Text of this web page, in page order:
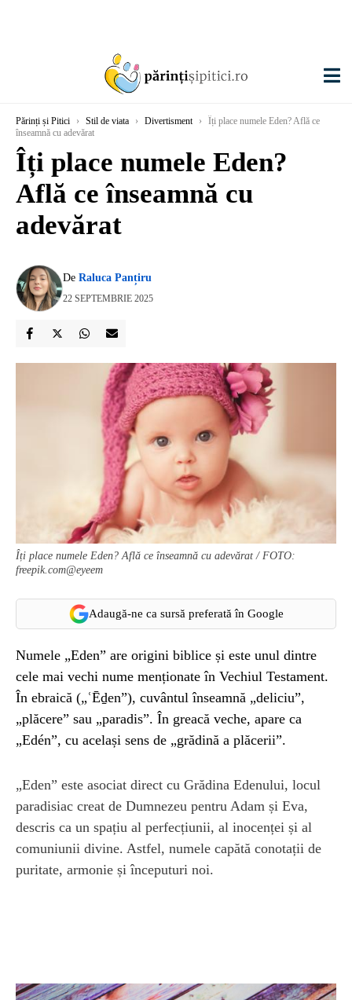
Părinți și Pitici › Stil de viata › Divertisment ›
Îți place numele Eden? Află ce
înseamnă cu adevărat
Îți place numele Eden?
Află ce înseamnă cu
adevărat
De Raluca Panțiru
22 SEPTEMBRIE 2025
Îți place numele Eden? Află ce înseamnă cu adevărat / FOTO:
freepik.com@eyeem
Adaugă-ne ca sursă preferată în Google
Numele „Eden” are origini biblice și este unul dintre
cele mai vechi nume menționate în Vechiul Testament.
În ebraică („ʿĒḏen”), cuvântul înseamnă „deliciu”,
„plăcere” sau „paradis”. În greacă veche, apare ca
„Edén”, cu același sens de „grădină a plăcerii”.
„Eden” este asociat direct cu Grădina Edenului, locul
paradisiac creat de Dumnezeu pentru Adam și Eva,
descris ca un spațiu al perfecțiunii, al inocenței și al
comuniunii divine. Astfel, numele capătă conotații de
puritate, armonie și începuturi noi.